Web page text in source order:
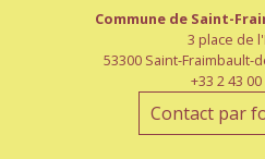
Commune de Saint-
3 place de
53300 Saint-Fraimbault-
+33 2 43
Contact par